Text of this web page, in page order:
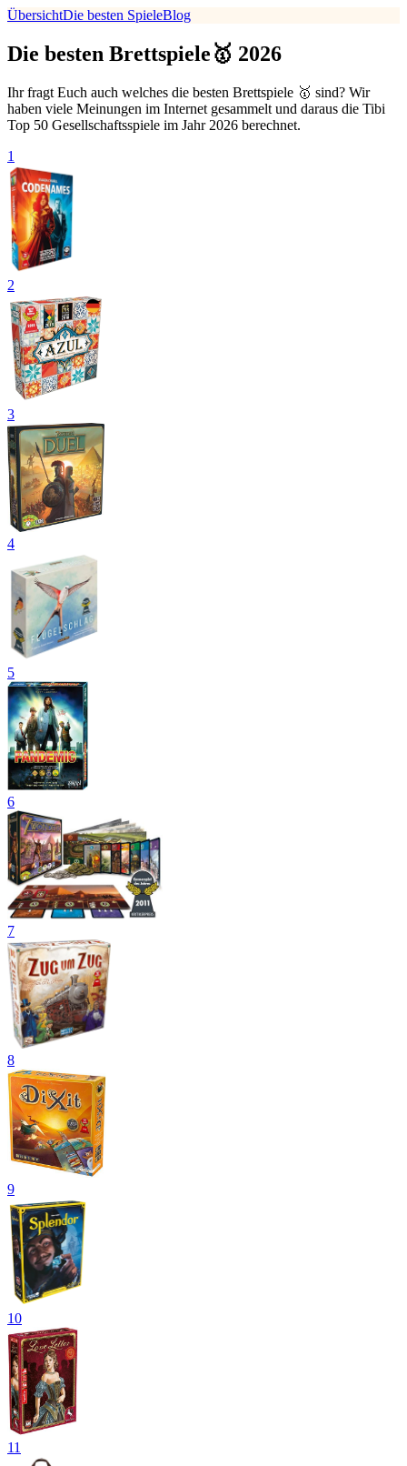
ÜbersichtDie besten SpieleBlog
Die besten Brettspiele🥇 2026
Ihr fragt Euch auch welches die besten Brettspiele 🥇 sind? Wir
haben viele Meinungen im Internet gesammelt und daraus die Tibi
Top 50 Gesellschaftsspiele im Jahr 2026 berechnet.
1
2
3
4
5
6
7
8
9
10
11